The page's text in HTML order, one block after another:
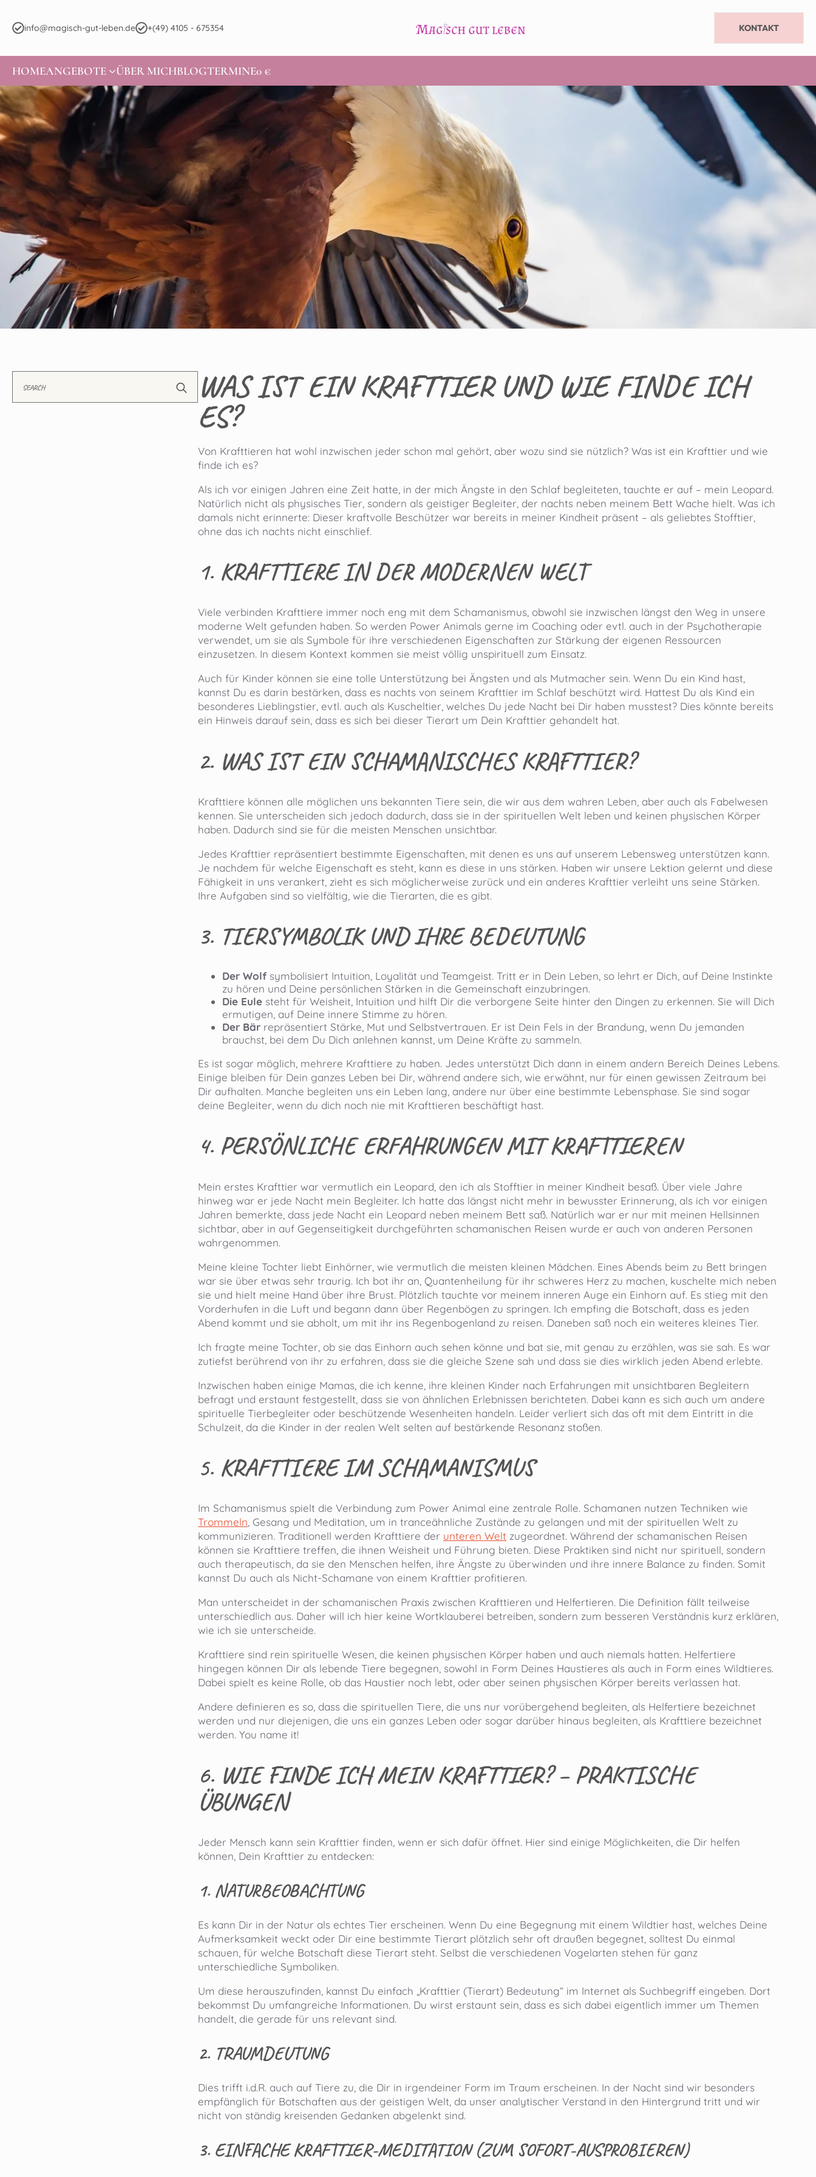
info@magisch-gut-leben.de +(49) 4105 - 675354 KONTAKT
HOMEANGEBOTE ÜBER MICHBLOGTERMINE0 €
Search
for:
WAS IST EIN KRAFTTIER UND WIE FINDE ICH
ES?
Von Krafttieren hat wohl inzwischen jeder schon mal gehört, aber wozu sind sie nützlich? Was ist ein Krafttier und wie
finde ich es?
Als ich vor einigen Jahren eine Zeit hatte, in der mich Ängste in den Schlaf begleiteten, tauchte er auf – mein Leopard.
Natürlich nicht als physisches Tier, sondern als geistiger Begleiter, der nachts neben meinem Bett Wache hielt. Was ich
damals nicht erinnerte: Dieser kraftvolle Beschützer war bereits in meiner Kindheit präsent – als geliebtes Stofftier,
ohne das ich nachts nicht einschlief.
1. KRAFTTIERE IN DER MODERNEN WELT
Viele verbinden Krafttiere immer noch eng mit dem Schamanismus, obwohl sie inzwischen längst den Weg in unsere
moderne Welt gefunden haben. So werden Power Animals gerne im Coaching oder evtl. auch in der Psychotherapie
verwendet, um sie als Symbole für ihre verschiedenen Eigenschaften zur Stärkung der eigenen Ressourcen
einzusetzen. In diesem Kontext kommen sie meist völlig unspirituell zum Einsatz.
Auch für Kinder können sie eine tolle Unterstützung bei Ängsten und als Mutmacher sein. Wenn Du ein Kind hast,
kannst Du es darin bestärken, dass es nachts von seinem Krafttier im Schlaf beschützt wird. Hattest Du als Kind ein
besonderes Lieblingstier, evtl. auch als Kuscheltier, welches Du jede Nacht bei Dir haben musstest? Dies könnte bereits
ein Hinweis darauf sein, dass es sich bei dieser Tierart um Dein Krafttier gehandelt hat.
2. WAS IST EIN SCHAMANISCHES KRAFTTIER?
Krafttiere können alle möglichen uns bekannten Tiere sein, die wir aus dem wahren Leben, aber auch als Fabelwesen
kennen. Sie unterscheiden sich jedoch dadurch, dass sie in der spirituellen Welt leben und keinen physischen Körper
haben. Dadurch sind sie für die meisten Menschen unsichtbar.
Jedes Krafttier repräsentiert bestimmte Eigenschaften, mit denen es uns auf unserem Lebensweg unterstützen kann.
Je nachdem für welche Eigenschaft es steht, kann es diese in uns stärken. Haben wir unsere Lektion gelernt und diese
Fähigkeit in uns verankert, zieht es sich möglicherweise zurück und ein anderes Krafttier verleiht uns seine Stärken.
Ihre Aufgaben sind so vielfältig, wie die Tierarten, die es gibt.
3. TIERSYMBOLIK UND IHRE BEDEUTUNG
Der Wolfsymbolisiert Intuition, Loyalität und Teamgeist. Tritt er in Dein Leben, so lehrt er Dich, auf Deine Instinkte
zu hören und Deine persönlichen Stärken in die Gemeinschaft einzubringen.
Die Eule steht für Weisheit, Intuition und hilft Dir die verborgene Seite hinter den Dingen zu erkennen. Sie will Dich
ermutigen, auf Deine innere Stimme zu hören.
Der Bär repräsentiert Stärke, Mut und Selbstvertrauen. Er ist Dein Fels in der Brandung, wenn Du jemanden
brauchst, bei dem Du Dich anlehnen kannst, um Deine Kräfte zu sammeln.
Es ist sogar möglich, mehrere Krafttiere zu haben. Jedes unterstützt Dich dann in einem andern Bereich Deines Lebens.
Einige bleiben für Dein ganzes Leben bei Dir, während andere sich, wie erwähnt, nur für einen gewissen Zeitraum bei
Dir aufhalten. Manche begleiten uns ein Leben lang, andere nur über eine bestimmte Lebensphase. Sie sind sogar
deine Begleiter, wenn du dich noch nie mit Krafttieren beschäftigt hast.
4. PERSÖNLICHE ERFAHRUNGEN MIT KRAFTTIEREN
Mein erstes Krafttier war vermutlich ein Leopard, den ich als Stofftier in meiner Kindheit besaß. Über viele Jahre
hinweg war er jede Nacht mein Begleiter. Ich hatte das längst nicht mehr in bewusster Erinnerung, als ich vor einigen
Jahren bemerkte, dass jede Nacht ein Leopard neben meinem Bett saß. Natürlich war er nur mit meinen Hellsinnen
sichtbar, aber in auf Gegenseitigkeit durchgeführten schamanischen Reisen wurde er auch von anderen Personen
wahrgenommen.
Meine kleine Tochter liebt Einhörner, wie vermutlich die meisten kleinen Mädchen. Eines Abends beim zu Bett bringen
war sie über etwas sehr traurig. Ich bot ihr an, Quantenheilung für ihr schweres Herz zu machen, kuschelte mich neben
sie und hielt meine Hand über ihre Brust. Plötzlich tauchte vor meinem inneren Auge ein Einhorn auf. Es stieg mit den
Vorderhufen in die Luft und begann dann über Regenbögen zu springen. Ich empfing die Botschaft, dass es jeden
Abend kommt und sie abholt, um mit ihr ins Regenbogenland zu reisen. Daneben saß noch ein weiteres kleines Tier.
Ich fragte meine Tochter, ob sie das Einhorn auch sehen könne und bat sie, mit genau zu erzählen, was sie sah. Es war
zutiefst berührend von ihr zu erfahren, dass sie die gleiche Szene sah und dass sie dies wirklich jeden Abend erlebte.
Inzwischen haben einige Mamas, die ich kenne, ihre kleinen Kinder nach Erfahrungen mit unsichtbaren Begleitern
befragt und erstaunt festgestellt, dass sie von ähnlichen Erlebnissen berichteten. Dabei kann es sich auch um andere
spirituelle Tierbegleiter oder beschützende Wesenheiten handeln. Leider verliert sich das oft mit dem Eintritt in die
Schulzeit, da die Kinder in der realen Welt selten auf bestärkende Resonanz stoßen.
5. KRAFTTIERE IM SCHAMANISMUS
Im Schamanismus spielt die Verbindung zum Power Animal eine zentrale Rolle. Schamanen nutzen Techniken wie
Trommeln , Gesang und Meditation, um in tranceähnliche Zustände zu gelangen und mit der spirituellen Welt zu
kommunizieren. Traditionell werden Krafttiere der unteren Welt zugeordnet. Während der schamanischen Reisen
können sie Krafttiere treffen, die ihnen Weisheit und Führung bieten. Diese Praktiken sind nicht nur spirituell, sondern
auch therapeutisch, da sie den Menschen helfen, ihre Ängste zu überwinden und ihre innere Balance zu finden. Somit
kannst Du auch als Nicht-Schamane von einem Krafttier profitieren.
Man unterscheidet in der schamanischen Praxis zwischen Krafttieren und Helfertieren. Die Definition fällt teilweise
unterschiedlich aus. Daher will ich hier keine Wortklauberei betreiben, sondern zum besseren Verständnis kurz erklären,
wie ich sie unterscheide.
Krafttiere sind rein spirituelle Wesen, die keinen physischen Körper haben und auch niemals hatten. Helfertiere
hingegen können Dir als lebende Tiere begegnen, sowohl in Form Deines Haustieres als auch in Form eines Wildtieres.
Dabei spielt es keine Rolle, ob das Haustier noch lebt, oder aber seinen physischen Körper bereits verlassen hat.
Andere definieren es so, dass die spirituellen Tiere, die uns nur vorübergehend begleiten, als Helfertiere bezeichnet
werden und nur diejenigen, die uns ein ganzes Leben oder sogar darüber hinaus begleiten, als Krafttiere bezeichnet
werden. You name it!
6. WIE FINDE ICH MEIN KRAFTTIER? – PRAKTISCHE
ÜBUNGEN
Jeder Mensch kann sein Krafttier finden, wenn er sich dafür öffnet. Hier sind einige Möglichkeiten, die Dir helfen
können, Dein Krafttier zu entdecken:
1. NATURBEOBACHTUNG
Es kann Dir in der Natur als echtes Tier erscheinen. Wenn Du eine Begegnung mit einem Wildtier hast, welches Deine
Aufmerksamkeit weckt oder Dir eine bestimmte Tierart plötzlich sehr oft draußen begegnet, solltest Du einmal
schauen, für welche Botschaft diese Tierart steht. Selbst die verschiedenen Vogelarten stehen für ganz
unterschiedliche Symboliken.
Um diese herauszufinden, kannst Du einfach „Krafttier (Tierart) Bedeutung“ im Internet als Suchbegriff eingeben. Dort
bekommst Du umfangreiche Informationen. Du wirst erstaunt sein, dass es sich dabei eigentlich immer um Themen
handelt, die gerade für uns relevant sind.
2. TRAUMDEUTUNG
Dies trifft i.d.R. auch auf Tiere zu, die Dir in irgendeiner Form im Traum erscheinen. In der Nacht sind wir besonders
empfänglich für Botschaften aus der geistigen Welt, da unser analytischer Verstand in den Hintergrund tritt und wir
nicht von ständig kreisenden Gedanken abgelenkt sind.
3. EINFACHE KRAFTTIER-MEDITATION (ZUM SOFORT-AUSPROBIEREN)